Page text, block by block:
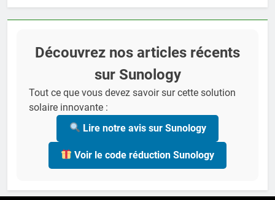
Découvrez nos articles récents
sur Sunology
Tout ce que vous devez savoir sur cette solution
solaire innovante :
Lire notre avis sur Sunology
Voir le code réduction Sunology